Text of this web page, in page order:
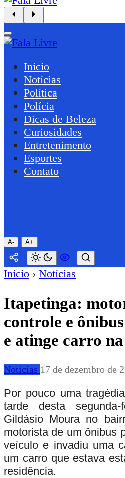
Início
Notícias
Política
Polícia
Dicas de Beleza
Curiosidades
Entretenimento
Esportes
Contato
A- A+
Início › Notícias
Itapetinga:
controle e
e atinge carro
Notícias 17 de dezembro de
Por pouco uma
tarde desta
Gildásio Moura no
motorista de um ônibus
veículo e invadiu uma
um carro que estava
residência.